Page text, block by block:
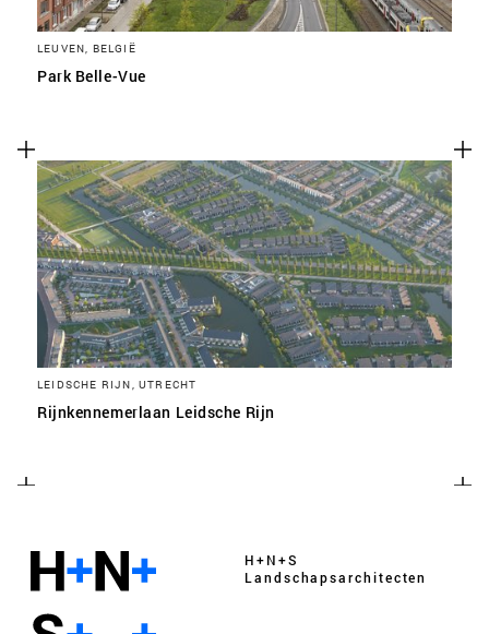
LEUVEN, BELGIË
Park Belle-Vue
LEIDSCHE RIJN, UTRECHT
Rijnkennemerlaan Leidsche Rijn
H+N+S
Landschaps­architecten